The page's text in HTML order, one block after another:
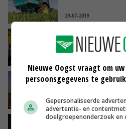
29-07-2019
Duitsers
Miljoenenboete
08-03-2019
Drenthe pakt
Nieuwe Oogst vraagt om
persoonsgegevens te
Gepersonaliseerde
advertentie- en
doelgroepenonderzoek en